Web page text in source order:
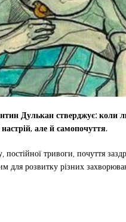
Дулькан стверджує: коли
але й самопочуття.
постійної тривоги, почуття
для розвитку різних